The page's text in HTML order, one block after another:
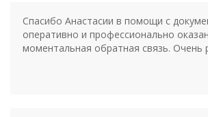
Спасибо Анастасии в помощи с
оперативно и профессионально
моментальная обратная связь. Очень